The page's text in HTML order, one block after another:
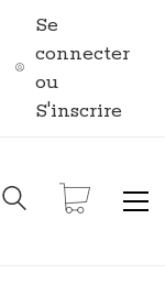
Se
connecter
ou
S'inscrire